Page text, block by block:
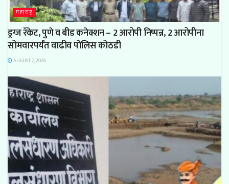
महाराष्ट्र
ड्रग्ज रॅकेट, पुणे व बीड कनेक्शन – 2 आरोपी निष्पन्न, 2 आरोपीना
सोमवारपर्यंत वाढीव पोलिस कोठडी
AUGUST 7, 2026